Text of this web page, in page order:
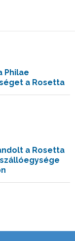
Philae
a Rosetta
a Rosetta